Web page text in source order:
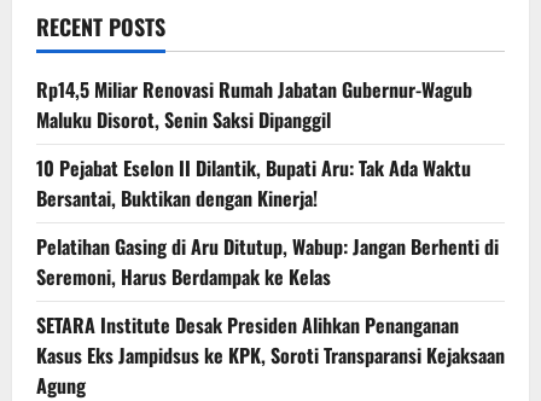
RECENT POSTS
Rp14,5 Miliar Renovasi Rumah Jabatan Gubernur-Wagub
Maluku Disorot, Senin Saksi Dipanggil
10 Pejabat Eselon II Dilantik, Bupati Aru: Tak Ada Waktu
Bersantai, Buktikan dengan Kinerja!
Pelatihan Gasing di Aru Ditutup, Wabup: Jangan Berhenti di
Seremoni, Harus Berdampak ke Kelas
SETARA Institute Desak Presiden Alihkan Penanganan
Kasus Eks Jampidsus ke KPK, Soroti Transparansi Kejaksaan
Agung